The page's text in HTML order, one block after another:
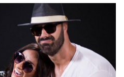
speciale, ku folën për jetën
Një pjesë shumë e
ndërkohë, ishte teksa...